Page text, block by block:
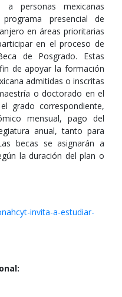
a personas mexicanas
presencial de
en áreas prioritarias
en el proceso de
de Posgrado. Estas
de apoyar la formación
admitidas o inscritas
o doctorado en el
grado correspondiente,
mensual, pago del
anual, tanto para
becas se asignarán a
la duración del plan o
invita-a-estudiar-